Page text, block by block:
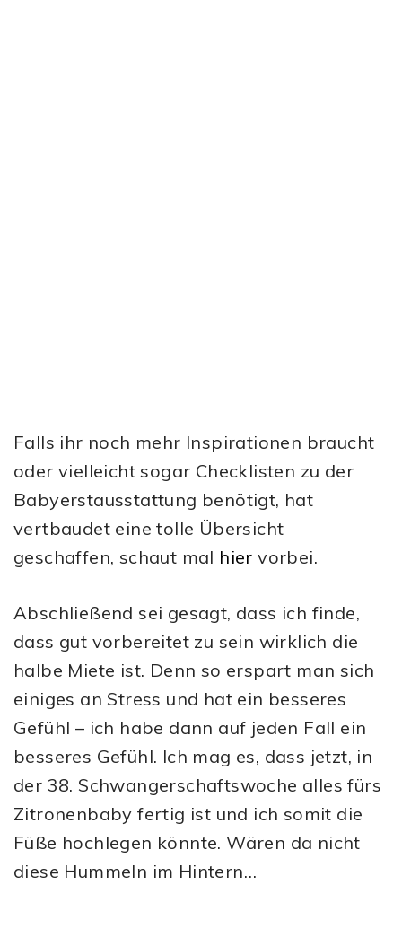
Falls ihr noch mehr Inspirationen braucht
oder vielleicht sogar Checklisten zu der
Babyerstausstattung benötigt, hat
vertbaudet eine tolle Übersicht
geschaffen, schaut mal hier vorbei.
Abschließend sei gesagt, dass ich finde,
dass gut vorbereitet zu sein wirklich die
halbe Miete ist. Denn so erspart man sich
einiges an Stress und hat ein besseres
Gefühl – ich habe dann auf jeden Fall ein
besseres Gefühl. Ich mag es, dass jetzt, in
der 38. Schwangerschaftswoche alles fürs
Zitronenbaby fertig ist und ich somit die
Füße hochlegen könnte. Wären da nicht
diese Hummeln im Hintern…